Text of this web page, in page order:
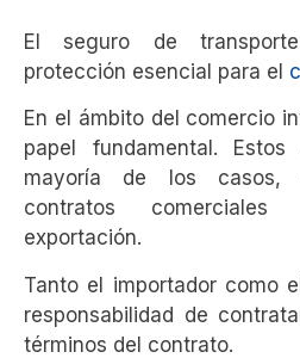
El seguro de
protección esencial para el
En el ámbito del comercio
papel fundamental.
mayoría de los casos,
contratos
exportación.
Tanto el importador como
responsabilidad de
términos del contrato.